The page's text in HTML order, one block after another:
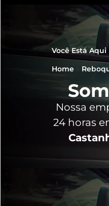
Você Está Aqui
Home
Nossa
24 horas